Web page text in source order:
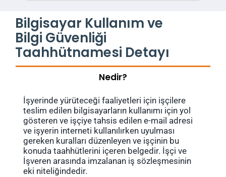
Bilgisayar Kullanım ve
Bilgi Güvenliği
Taahhütnamesi Detayı
Nedir?
İşyerinde yürüteceği faaliyetleri için işçilere
teslim edilen bilgisayarların kullanımı için yol
gösteren ve işçiye tahsis edilen e-mail adresi
ve işyerin interneti kullanılırken uyulması
gereken kuralları düzenleyen ve işçinin bu
konuda taahhütlerini içeren belgedir. İşçi ve
İşveren arasında imzalanan iş sözleşmesinin
eki niteliğindedir.